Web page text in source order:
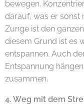
bewegen.
darauf, was er sonst
Zunge ist den
diesem Grund ist es
entspannen. Auch
Entspannung
zusammen.
4. Weg mit dem